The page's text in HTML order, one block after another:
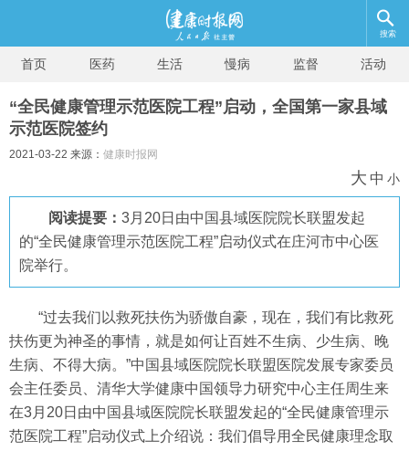
搜索
首页 医药 生活 慢病 监督 活动
“全民健康管理示范医院工程”启动，全国第一家县域
示范医院签约
2021-03-22 来源： 健康时报网
大 中 小
阅读提要： 3月20日由中国县域医院院长联盟发起
的“全民健康管理示范医院工程”启动仪式在庄河市中心医
院举行。
“过去我们以救死扶伤为骄傲自豪，现在，我们有比救死
扶伤更为神圣的事情，就是如何让百姓不生病、少生病、晚
生病、不得大病。”中国县域医院院长联盟医院发展专家委员
会主任委员、清华大学健康中国领导力研究中心主任周生来
在3月20日由中国县域医院院长联盟发起的“全民健康管理示
范医院工程”启动仪式上介绍说：我们倡导用全民健康理念取